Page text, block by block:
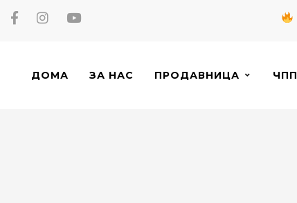
ДОМА ЗА НАС ПРОДАВНИЦА ЧПП